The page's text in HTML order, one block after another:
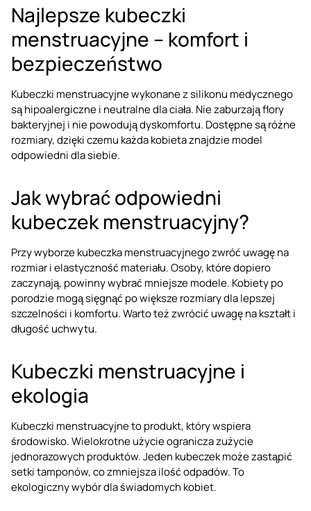
Najlepsze kubeczki
menstruacyjne – komfort i
bezpieczeństwo
Kubeczki menstruacyjne wykonane z silikonu medycznego
są hipoalergiczne i neutralne dla ciała. Nie zaburzają flory
bakteryjnej i nie powodują dyskomfortu. Dostępne są różne
rozmiary, dzięki czemu każda kobieta znajdzie model
odpowiedni dla siebie.
Jak wybrać odpowiedni
kubeczek menstruacyjny?
Przy wyborze kubeczka menstruacyjnego zwróć uwagę na
rozmiar i elastyczność materiału. Osoby, które dopiero
zaczynają, powinny wybrać mniejsze modele. Kobiety po
porodzie mogą sięgnąć po większe rozmiary dla lepszej
szczelności i komfortu. Warto też zwrócić uwagę na kształt i
długość uchwytu.
Kubeczki menstruacyjne i
ekologia
Kubeczki menstruacyjne to produkt, który wspiera
środowisko. Wielokrotne użycie ogranicza zużycie
jednorazowych produktów. Jeden kubeczek może zastąpić
setki tamponów, co zmniejsza ilość odpadów. To
ekologiczny wybór dla świadomych kobiet.